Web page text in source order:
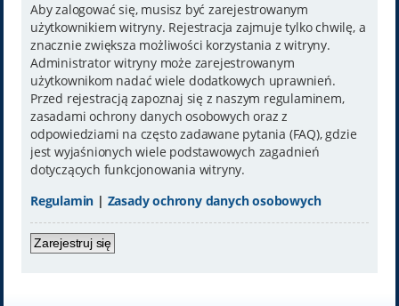
Aby zalogować się, musisz być zarejestrowanym
użytkownikiem witryny. Rejestracja zajmuje tylko chwilę, a
znacznie zwiększa możliwości korzystania z witryny.
Administrator witryny może zarejestrowanym
użytkownikom nadać wiele dodatkowych uprawnień.
Przed rejestracją zapoznaj się z naszym regulaminem,
zasadami ochrony danych osobowych oraz z
odpowiedziami na często zadawane pytania (FAQ), gdzie
jest wyjaśnionych wiele podstawowych zagadnień
dotyczących funkcjonowania witryny.
Regulamin | Zasady ochrony danych osobowych
Zarejestruj się